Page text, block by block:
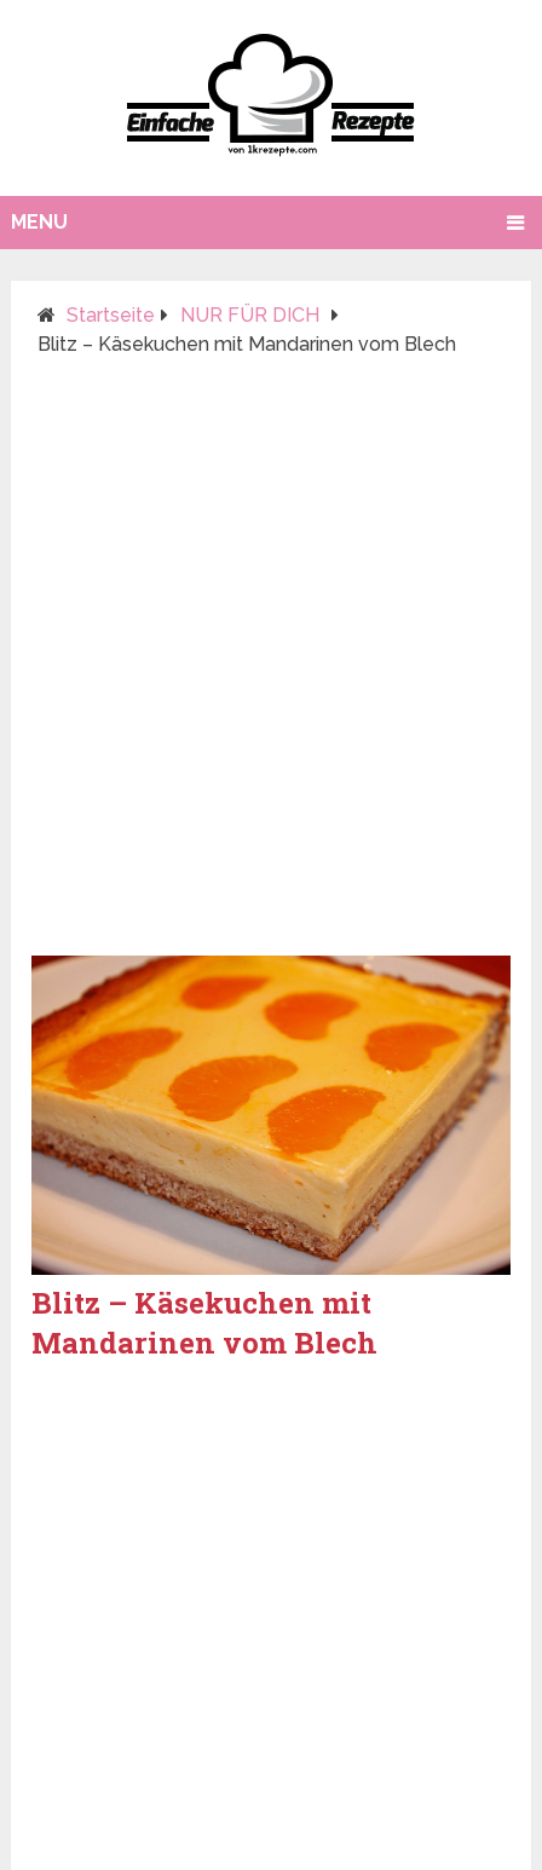
MENU
Startseite
NUR FÜR DICH
Blitz – Käsekuchen mit Mandarinen vom Blech
Blitz – Käsekuchen mit
Mandarinen vom Blech